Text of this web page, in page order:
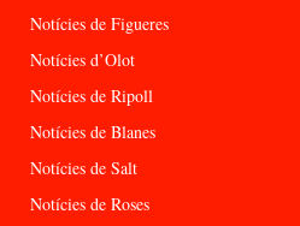
Notícies de Figueres
Notícies d’Olot
Notícies de Ripoll
Notícies de Blanes
Notícies de Salt
Notícies de Roses